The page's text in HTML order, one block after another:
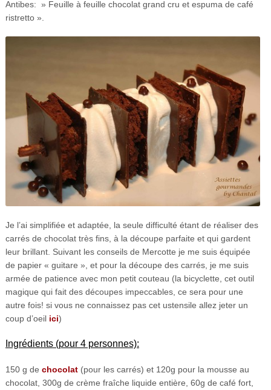
Antibes: » Feuille à feuille chocolat grand cru et espuma de café
ristretto ».
Je l’ai simplifiée et adaptée, la seule difficulté étant de réaliser des
carrés de chocolat très fins, à la découpe parfaite et qui gardent
leur brillant. Suivant les conseils de Mercotte je me suis équipée
de papier « guitare », et pour la découpe des carrés, je me suis
armée de patience avec mon petit couteau (la bicyclette, cet outil
magique qui fait des découpes impeccables, ce sera pour une
autre fois! si vous ne connaissez pas cet ustensile allez jeter un
coup d’oeil ici)
Ingrédients (pour 4 personnes):
150 g de chocolat(pour les carrés) et 120g pour la mousse au
chocolat, 300g de crème fraîche liquide entière, 60g de café fort,